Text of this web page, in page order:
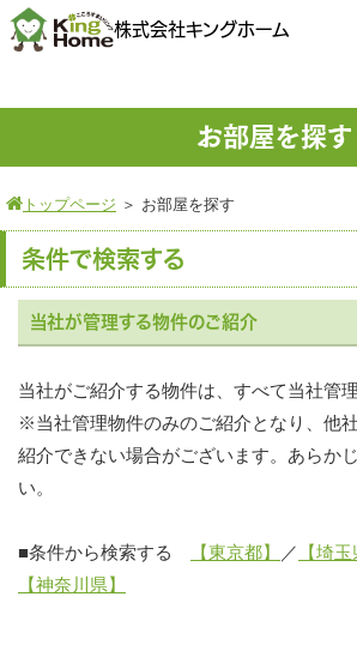
株式会社キングホーム
お部屋を探す
トップページ ＞ お部屋を探す
条件で検索する
当社が管理する物件のご紹介
当社がご紹介する物件は、すべて当社管理
※当社管理物件のみのご紹介となり、他
紹介できない場合がございます。あらか
い。
■条件から検索する 【東京都】 ／ 【埼玉
【神奈川県】